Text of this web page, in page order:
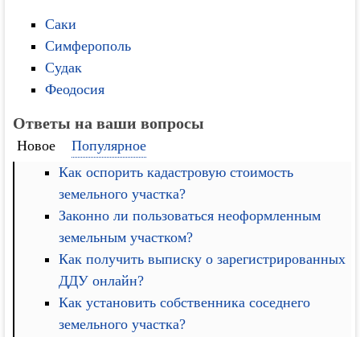
Саки
Симферополь
Судак
Феодосия
Ответы на ваши вопросы
Новое
Популярное
Как оспорить кадастровую стоимость
земельного участка?
Законно ли пользоваться неоформленным
земельным участком?
Как получить выписку о зарегистрированных
ДДУ онлайн?
Как установить собственника соседнего
земельного участка?